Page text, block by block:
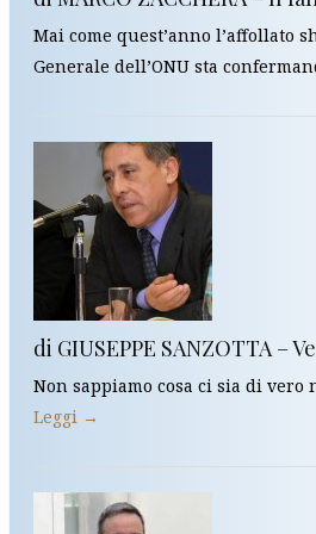
Mai come quest’anno l’affollato
Generale dell’ONU sta
di GIUSEPPE SANZOTTA –
Non sappiamo cosa ci sia di vero
Leggi →